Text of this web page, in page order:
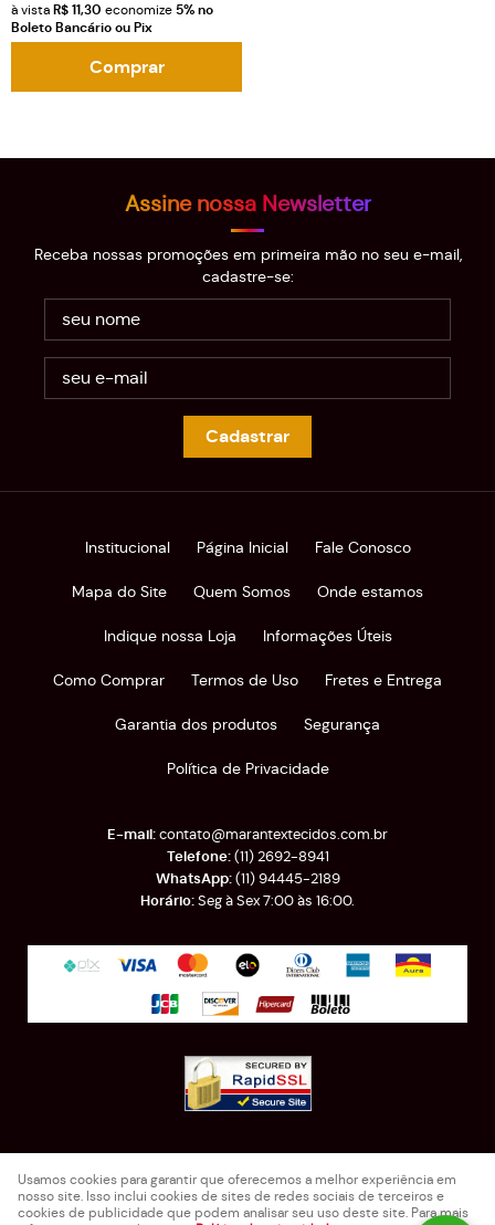
à vista R$ 11,30 economize 5%no
Boleto Bancário ou Pix
Comprar
Assine nossa Newsletter
Receba nossas promoções em primeira mão no seu e-mail,
cadastre-se:
Cadastrar
Institucional Página Inicial Fale Conosco
Mapa do Site Quem Somos Onde estamos
Indique nossa Loja Informações Úteis
Como Comprar Termos de Uso Fretes e Entrega
Garantia dos produtos Segurança
Política de Privacidade
(11)2692-8941
(11)94445-2189
Seg à Sex 7:00 às 16:00.
contato@marantextecidos.com.br
CEP: 03025-000
Marantex Comercio de Tecidos e Retalhos LTDA - EPP
Usamos cookies para garantir que oferecemos a melhor experiência em
nosso site. Isso inclui cookies de sites de redes sociais de terceiros e
cookies de publicidade que podem analisar seu uso deste site. Para mais